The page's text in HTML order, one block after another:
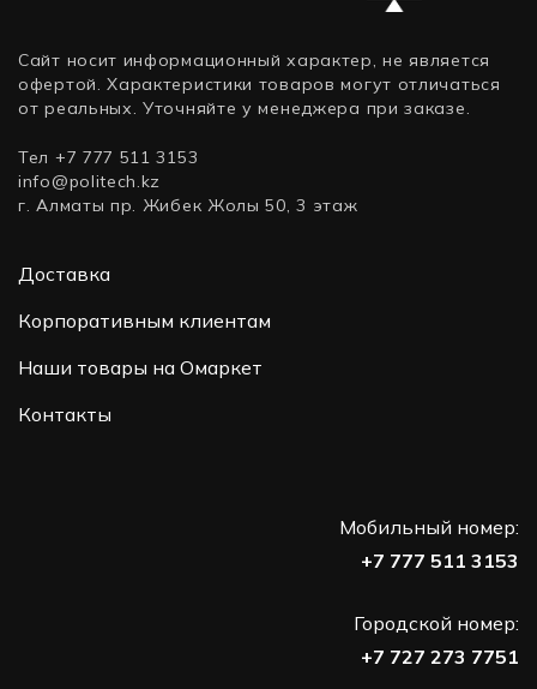
Сайт носит информационный характер, не является
офертой. Характеристики товаров могут отличаться
от реальных. Уточняйте у менеджера при заказе.
Тел +7 777 511 3153
info@politech.kz
г. Алматы пр. Жибек Жолы 50, 3 этаж
Доставка
Корпоративным клиентам
Наши товары на Омаркет
Контакты
Мобильный номер:
+7 777 511 3153
Городской номер:
+7 727 273 7751